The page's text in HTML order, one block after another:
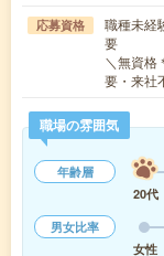
応募資格
職種未経
要
＼無資格
要・来社
職場の雰囲気
年齢層
20代
男女比率
女性